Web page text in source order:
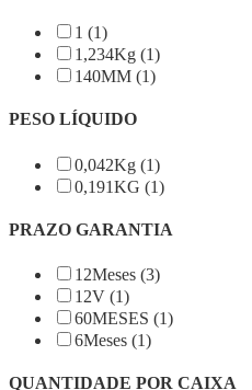
1 (1)
1,234Kg (1)
140MM (1)
PESO LÍQUIDO
0,042Kg (1)
0,191KG (1)
PRAZO GARANTIA
12Meses (3)
12V (1)
60MESES (1)
6Meses (1)
QUANTIDADE POR CAIXA